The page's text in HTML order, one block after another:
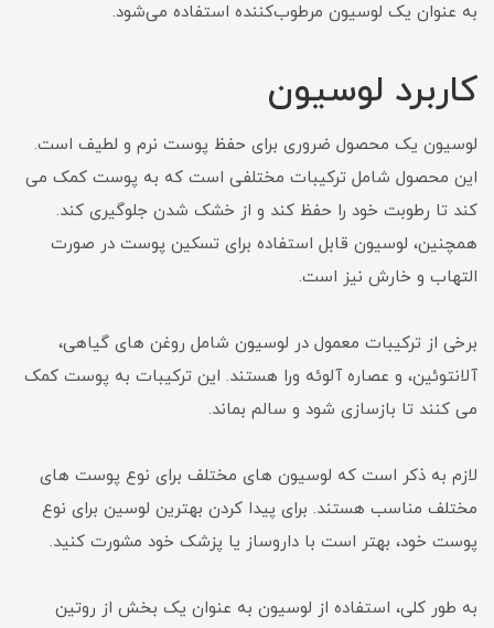
به عنوان یک لوسیون مرطوب‌کننده استفاده می‌شود.
کاربرد لوسیون
لوسیون یک محصول ضروری برای حفظ پوست نرم و لطیف است.
این محصول شامل ترکیبات مختلفی است که به پوست کمک می
کند تا رطوبت خود را حفظ کند و از خشک شدن جلوگیری کند.
همچنین، لوسیون قابل استفاده برای تسکین پوست در صورت
التهاب و خارش نیز است.
برخی از ترکیبات معمول در لوسیون شامل روغن های گیاهی،
آلانتوئین، و عصاره آلوئه ورا هستند. این ترکیبات به پوست کمک
می کنند تا بازسازی شود و سالم بماند.
لازم به ذکر است که لوسیون های مختلف برای نوع پوست های
مختلف مناسب هستند. برای پیدا کردن بهترین لوسین برای نوع
پوست خود، بهتر است با داروساز یا پزشک خود مشورت کنید.
به طور کلی، استفاده از لوسیون به عنوان یک بخش از روتین